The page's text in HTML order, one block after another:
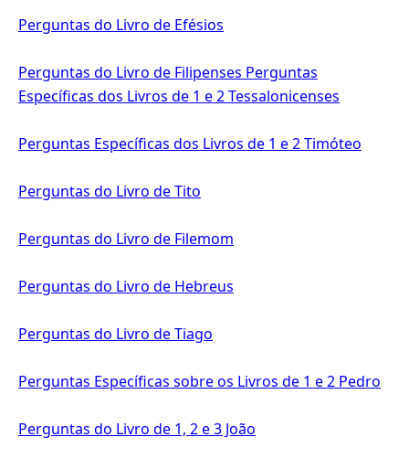
Perguntas do Livro de Efésios
Perguntas do Livro de Filipenses Perguntas
Específicas dos Livros de 1 e 2 Tessalonicenses
Perguntas Específicas dos Livros de 1 e 2 Timóteo
Perguntas do Livro de Tito
Perguntas do Livro de Filemom
Perguntas do Livro de Hebreus
Perguntas do Livro de Tiago
Perguntas Específicas sobre os Livros de 1 e 2 Pedro
Perguntas do Livro de 1, 2 e 3 João